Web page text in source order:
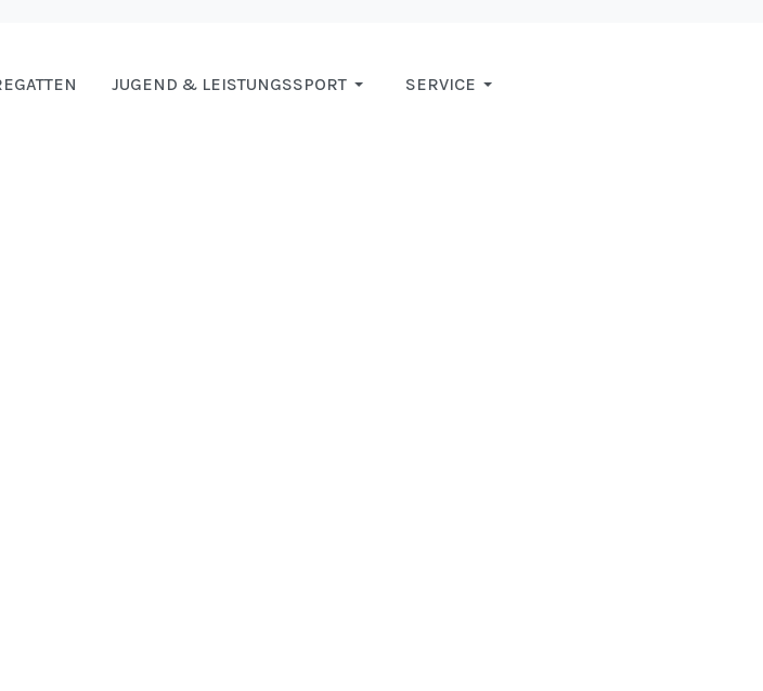
JUGEND & LEISTUNGSSPORT SERVICE